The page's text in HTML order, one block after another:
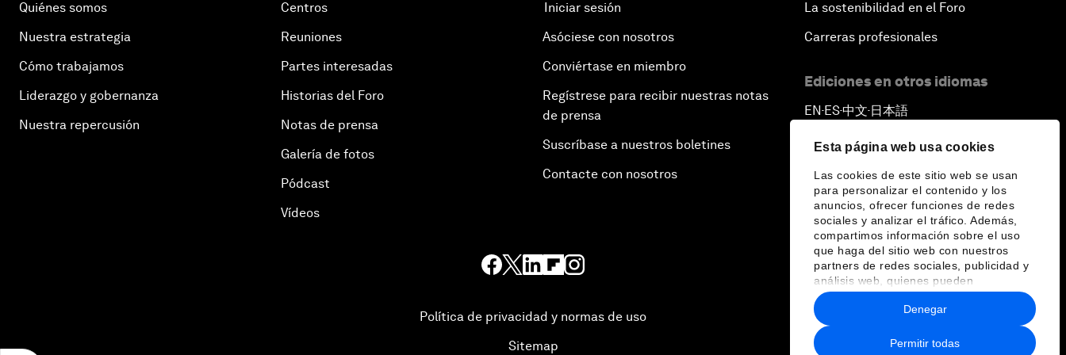
Esta página web usa cookies
Las cookies de este sitio web se usan
para personalizar el contenido y los
anuncios, ofrecer funciones de redes
sociales y analizar el tráfico. Además,
compartimos información sobre el uso
que haga del sitio web con nuestros
partners de redes sociales, publicidad y
análisis web, quienes pueden
combinarla con otra información que les
haya proporcionado o que hayan
recopilado a partir del uso que haya
hecho de sus servicios.
Permitir todas
Denegar
Quiénes somos
Nuestra estrategia
Cómo trabajamos
Liderazgo y gobernanza
Nuestra repercusión
Centros
Reuniones
Partes interesadas
Historias del Foro
Notas de prensa
Galería de fotos
Pódcast
Vídeos
Iniciar sesión
Asóciese con nosotros
Conviértase en miembro
Regístrese para recibir nuestras notas
de prensa
Suscríbase a nuestros boletines
Contacte con nosotros
La sostenibilidad en el Foro
Carreras profesionales
Ediciones en otros idiomas
EN ▪ ES▪中文▪ 日本語
Política de privacidad y normas de uso
Sitemap